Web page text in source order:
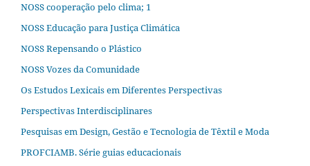
NOSS cooperação pelo clima; 1
NOSS Educação para Justiça Climática
NOSS Repensando o Plástico
NOSS Vozes da Comunidade
Os Estudos Lexicais em Diferentes Perspectivas
Perspectivas Interdisciplinares
Pesquisas em Design, Gestão e Tecnologia de Têxtil e Moda
PROFCIAMB. Série guias educacionais